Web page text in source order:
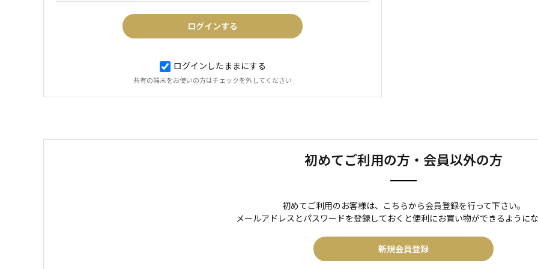
ログインしたままにする
共有の端末をお使いの方はチェックを外してください
初めてご利用の方・会員以外の方
初めてご利用のお客様は、こちらから会員登録を行って下さい。
メールアドレスとパスワードを登録しておくと便利にお買い物ができるように